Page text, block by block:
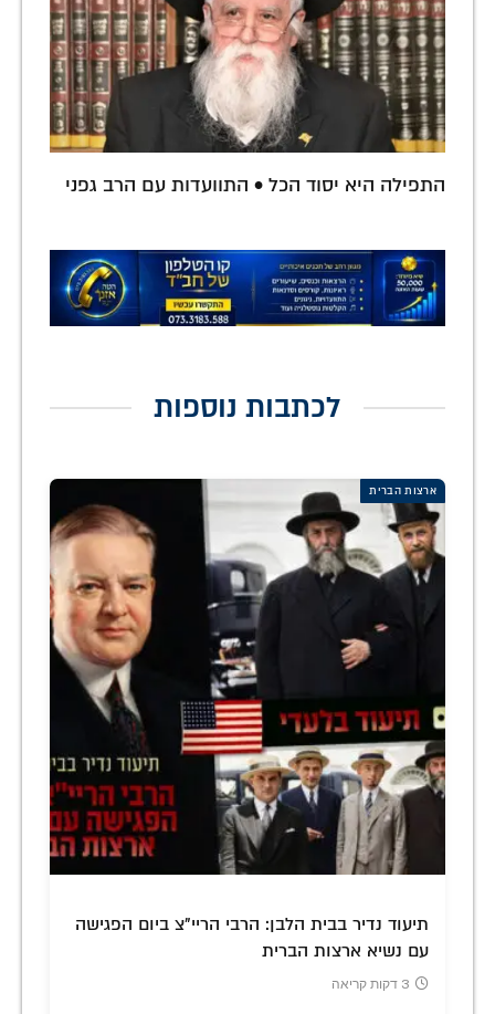
התפילה היא יסוד הכל • התוועדות עם הרב גפני
לכתבות נוספות
ארצות הברית
תיעוד נדיר בבית הלבן: הרבי הריי"צ ביום הפגישה
עם נשיא ארצות הברית
3 דקות קריאה